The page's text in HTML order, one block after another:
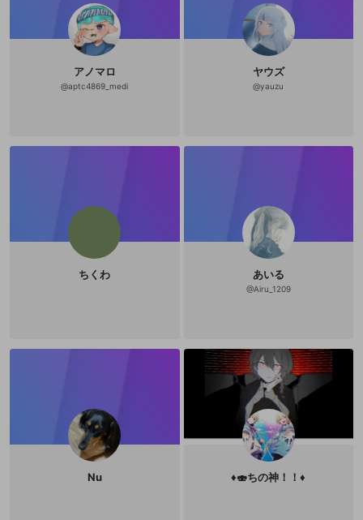
アノマロ
@aptc4869_medi
ヤウズ
@yauzu
ちくわ あいる
@Airu_1209
Nu ♦️🍣ちの神！！♦️